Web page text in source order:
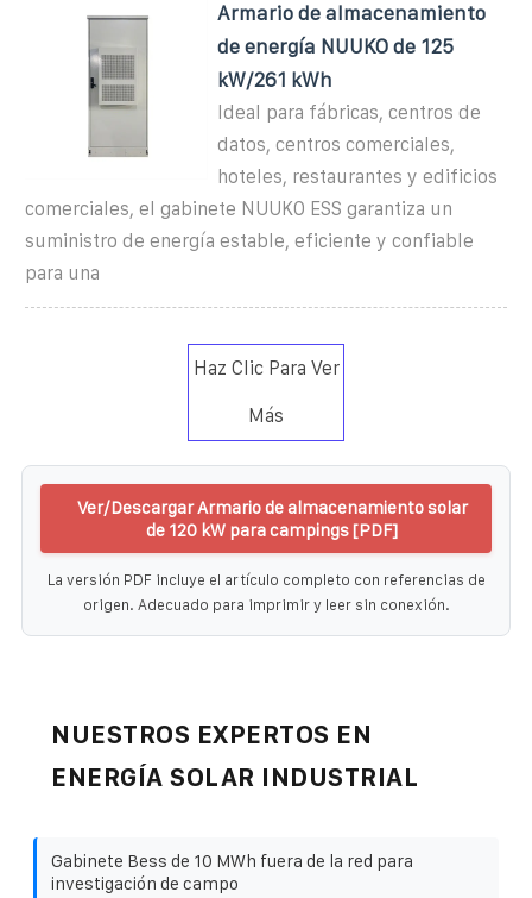
Armario de almacenamiento
de energía NUUKO de 125
kW/261 kWh
Ideal para fábricas, centros de
datos, centros comerciales,
hoteles, restaurantes y edificios
comerciales, el gabinete NUUKO ESS garantiza un
suministro de energía estable, eficiente y confiable
para una
Haz Clic Para Ver
Más
Ver/Descargar Armario de almacenamiento solar
de 120 kW para campings [PDF]
La versión PDF incluye el artículo completo con referencias de
origen. Adecuado para imprimir y leer sin conexión.
NUESTROS EXPERTOS EN
ENERGÍA SOLAR INDUSTRIAL
Gabinete Bess de 10 MWh fuera de la red para
investigación de campo